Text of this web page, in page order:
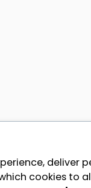
deliver
cookies to